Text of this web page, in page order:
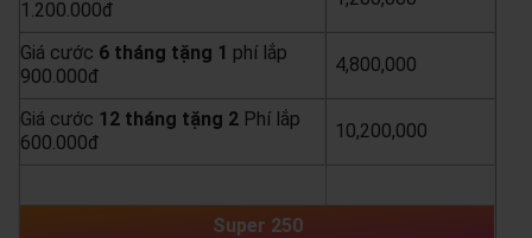
1.200.000đ
Giá cước 6 tháng tặng 1 phí lắp
900.000đ
4,800,000
Giá cước 12 tháng tặng 2 Phí lắp
600.000đ
10,200,000
Super 250